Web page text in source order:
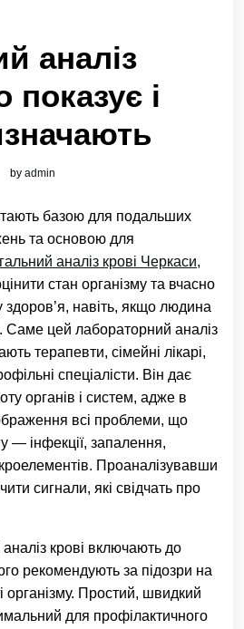
аналіз
показує і
by admin
базою для подальших
та основою для
аналіз крові Черкаси,
стан організму та вчасно
здоров’я, навіть, якщо людина
Саме цей лабораторний аналіз
терапевти, сімейні лікарі,
спеціалісти. Він дає
органів і систем, адже в
всі проблеми, що
— інфекції, запалення,
Проаналізувавши
сигнали, які свідчать про
крові включають до
рекомендують за підозри на
організму. Простий, швидкий
для профілактичного